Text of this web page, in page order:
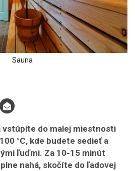
Sauna
vstúpite do malej miestnosti
°C, kde budete sedieť a
ľuďmi. Za 10-15 minút
nahá, skočíte do ľadovej